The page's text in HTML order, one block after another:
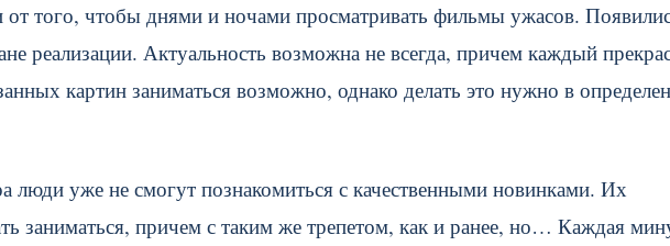
от того, чтобы днями и ночами просматривать фильмы ужасов.
реализации. Актуальность возможна не всегда, причем каждый
картин заниматься возможно, однако делать это нужно в
люди уже не смогут познакомиться с качественными новинками. Их
заниматься, причем с таким же трепетом, как и ранее, но… Каждая